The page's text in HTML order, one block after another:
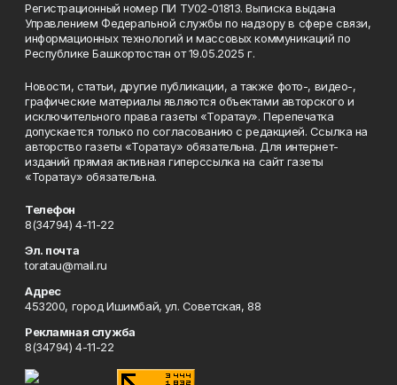
Регистрационный номер ПИ ТУ02-01813. Выписка выдана
Управлением Федеральной службы по надзору в сфере связи,
информационных технологий и массовых коммуникаций по
Республике Башкортостан от 19.05.2025 г.
Новости, статьи, другие публикации, а также фото-, видео-,
графические материалы являются объектами авторского и
исключительного права газеты «Торатау». Перепечатка
допускается только по согласованию с редакцией. Ссылка на
авторство газеты «Торатау» обязательна. Для интернет-
изданий прямая активная гиперссылка на сайт газеты
«Торатау» обязательна.
Телефон
8(34794) 4-11-22
Эл. почта
toratau@mail.ru
Адрес
453200, город Ишимбай, ул. Советская, 88
Рекламная служба
8(34794) 4-11-22